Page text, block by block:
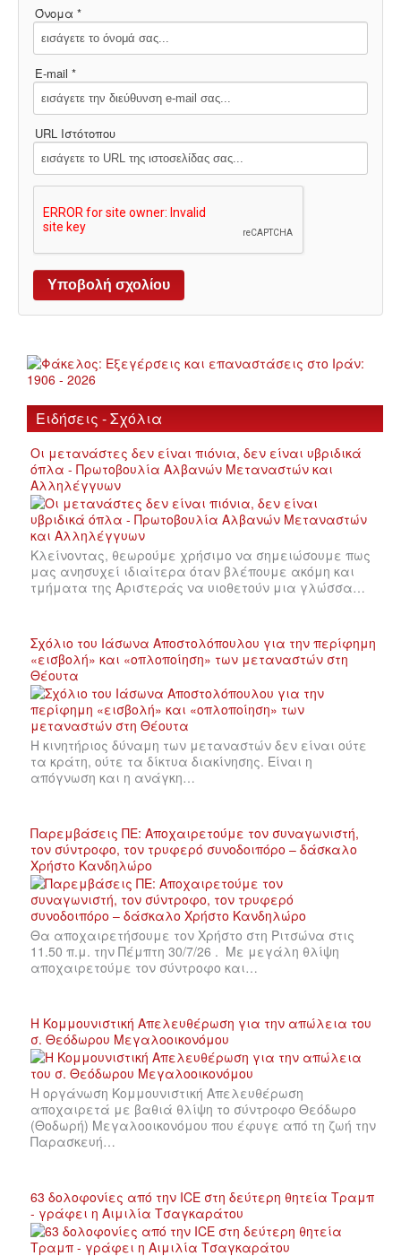
Όνομα *
E-mail *
URL Ιστότοπου
Ειδήσεις - Σχόλια
Οι μετανάστες δεν είναι πιόνια, δεν είναι υβριδικά
όπλα - Πρωτοβουλία Αλβανών Μεταναστών και
Αλληλέγγυων
Κλείνοντας, θεωρούμε χρήσιμο να σημειώσουμε πως
μας ανησυχεί ιδιαίτερα όταν βλέπουμε ακόμη και
τμήματα της Αριστεράς να υιοθετούν μια γλώσσα…
Σχόλιο του Ιάσωνα Αποστολόπουλου για την περίφημη
«εισβολή» και «οπλοποίηση» των μεταναστών στη
Θέουτα
Η κινητήριος δύναμη των μεταναστών δεν είναι ούτε
τα κράτη, ούτε τα δίκτυα διακίνησης. Είναι η
απόγνωση και η ανάγκη…
Παρεμβάσεις ΠΕ: Αποχαιρετούμε τον συναγωνιστή,
τον σύντροφο, τον τρυφερό συνοδοιπόρο – δάσκαλο
Χρήστο Κανδηλώρο
Θα αποχαιρετήσουμε τον Χρήστο στη Ριτσώνα στις
11.50 π.μ. την Πέμπτη 30/7/26 . Με μεγάλη θλίψη
αποχαιρετούμε τον σύντροφο και…
Η Κομμουνιστική Απελευθέρωση για την απώλεια του
σ. Θεόδωρου Μεγαλοοικονόμου
Η οργάνωση Κομμουνιστική Απελευθέρωση
αποχαιρετά με βαθιά θλίψη το σύντροφο Θεόδωρο
(Θοδωρή) Μεγαλοοικονόμου που έφυγε από τη ζωή την
Παρασκευή…
63 δολοφονίες από την ICE στη δεύτερη θητεία Τραμπ
- γράφει η Αιμιλία Τσαγκαράτου